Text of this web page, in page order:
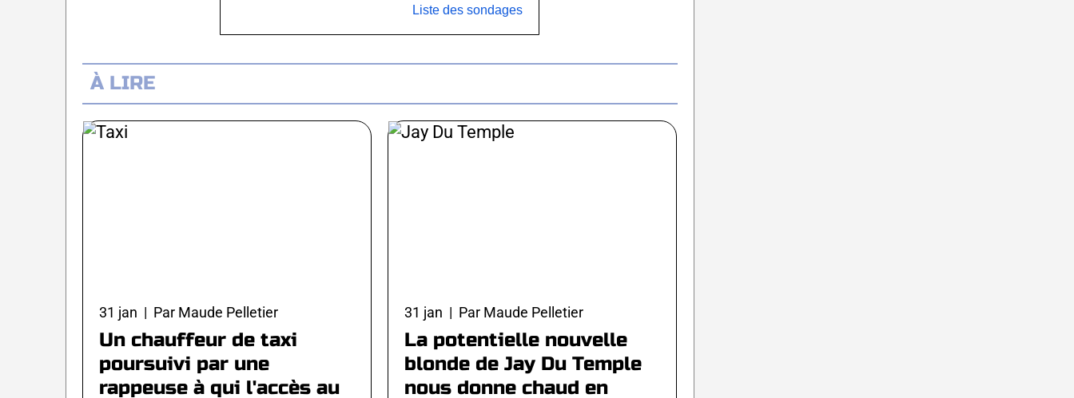
Liste des sondages
À LIRE
31 jan | Par Maude Pelletier
Un chauffeur de taxi
poursuivi par une
rappeuse à qui l'accès au
31 jan | Par Maude Pelletier
La potentielle nouvelle
blonde de Jay Du Temple
nous donne chaud en